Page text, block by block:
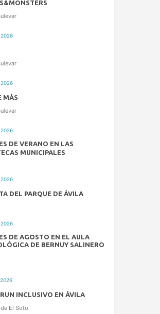
MÁS
DE VERANO EN LAS
MUNICIPALES
DEL PARQUE DE ÁVILA
DE AGOSTO EN EL AULA
DE BERNUY SALINERO
INCLUSIVO EN ÁVILA
El Soto